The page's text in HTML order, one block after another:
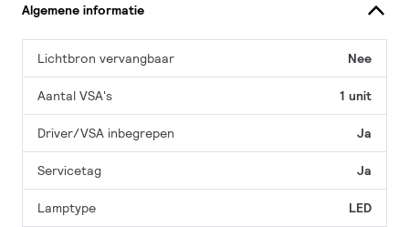
Algemene informatie
Lichtbron vervangbaar Nee
Aantal VSA's 1 unit
Driver/VSA inbegrepen Ja
Servicetag Ja
Lamptype LED